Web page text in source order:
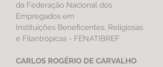
da Federação Nacional dos
Empregados em
Instituições Beneficentes, Religiosas
e Filantrópicas - FENATIBREF
CARLOS ROGÉRIO DE CARVALHO